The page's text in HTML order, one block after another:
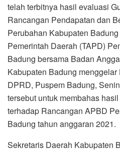
telah terbitnya hasil evaluasi
Rancangan Pendapatan dan
Perubahan Kabupaten
Pemerintah Daerah (TAPD)
Badung bersama Badan
Kabupaten Badung
DPRD, Puspem Badung,
tersebut untuk membahas
terhadap Rancangan APBD
Badung tahun anggaran 2021.
Sekretaris Daerah Kabupaten